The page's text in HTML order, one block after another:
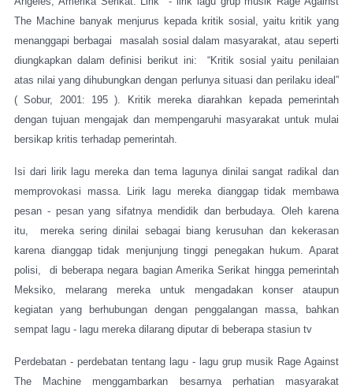
The Machine banyak menjurus kepada kritik sosial, yaitu kritik yang
menanggapi berbagai
masalah sosial dalam masyarakat, atau seperti
diungkapkan dalam definisi berikut ini:
“Kritik sosial yaitu penilaian
atas nilai yang dihubungkan dengan perlunya situasi dan perilaku ideal”
( Sobur, 2001: 195 ). Kritik mereka diarahkan kepada pemerintah
dengan tujuan mengajak dan mempengaruhi masyarakat untuk mulai
bersikap kritis terhadap pemerintah.
Isi dari lirik lagu mereka dan tema lagunya dinilai sangat radikal dan
memprovokasi massa. Lirik lagu mereka dianggap tidak membawa
pesan - pesan yang sifatnya mendidik dan berbudaya. Oleh karena
itu,
mereka sering dinilai sebagai biang kerusuhan dan kekerasan
karena dianggap tidak menjunjung tinggi penegakan hukum. Aparat
polisi,
di beberapa negara bagian Amerika Serikat hingga pemerintah
Meksiko, melarang mereka untuk mengadakan konser ataupun
kegiatan yang berhubungan dengan penggalangan massa, bahkan
sempat lagu - lagu mereka dilarang diputar di beberapa stasiun tv
Perdebatan - perdebatan tentang lagu - lagu grup musik Rage Against
The Machine menggambarkan besarnya perhatian masyarakat